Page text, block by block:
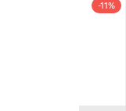
-11%